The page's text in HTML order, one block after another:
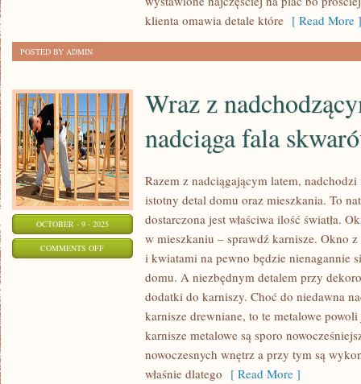
klienta omawia detale które [ Read More ]
POSTED BY ADMIN
OCTOBER - 9 - 2025
COMMENTS OFFON
Wraz z
nadciąga fala
Razem z nadciągającym latem,
istotny detal domu oraz mieszkania. To
dostarczona jest właściwa ilość światła.
w mieszkaniu – sprawdź karnisze. Okno
i kwiatami na pewno będzie nienagannie
domu. A niezbędnym detalem przy
dodatki do karniszy. Choć do niedawna
karnisze drewniane, to te metalowe
karnisze metalowe są sporo
nowoczesnych wnętrz a przy tym są
właśnie dlatego [ Read More ]